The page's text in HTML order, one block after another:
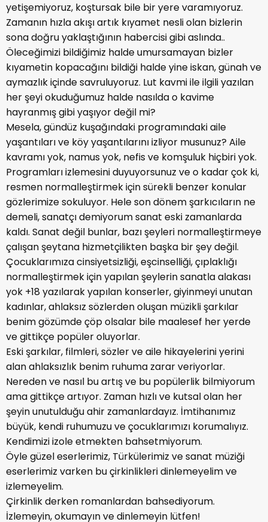
yetişemiyoruz, koştursak bile bir yere varamıyoruz.
Zamanın hızla akışı artık kıyamet nesli olan bizlerin
sona doğru yaklaştığının habercisi gibi aslında..
Öleceğimizi bildiğimiz halde umursamayan bizler
kıyametin kopacağını bildiği halde yine iskan, günah ve
aymazlık içinde savruluyoruz. Lut kavmi ile ilgili yazılan
her şeyi okuduğumuz halde nasılda o kavime
hayranmış gibi yaşıyor değil mi?
Mesela, gündüz kuşağındaki programındaki aile
yaşantıları ve köy yaşantılarını izliyor musunuz? Aile
kavramı yok, namus yok, nefis ve komşuluk hiçbiri yok.
Programları izlemesini duyuyorsunuz ve o kadar çok ki,
resmen normalleştirmek için sürekli benzer konular
gözlerimize sokuluyor. Hele son dönem şarkıcıların ne
demeli, sanatçı demiyorum sanat eski zamanlarda
kaldı. Sanat değil bunlar, bazı şeyleri normalleştirmeye
çalışan şeytana hizmetçilikten başka bir şey değil.
Çocuklarımıza cinsiyetsizliği, eşcinselliği, çıplaklığı
normalleştirmek için yapılan şeylerin sanatla alakası
yok +18 yazılarak yapılan konserler, giyinmeyi unutan
kadınlar, ahlaksız sözlerden oluşan müzikli şarkılar
benim gözümde çöp olsalar bile maalesef her yerde
ve gittikçe popüler oluyorlar.
Eski şarkılar, filmleri, sözler ve aile hikayelerini yerini
alan ahlaksızlık benim ruhuma zarar veriyorlar.
Nereden ve nasıl bu artış ve bu popülerlik bilmiyorum
ama gittikçe artıyor. Zaman hızlı ve kutsal olan her
şeyin unutulduğu ahir zamanlardayız. İmtihanımız
büyük, kendi ruhumuzu ve çocuklarımızı korumalıyız.
Kendimizi izole etmekten bahsetmiyorum.
Öyle güzel eserlerimiz, Türkülerimiz ve sanat müziği
eserlerimiz varken bu çirkinlikleri dinlemeyelim ve
izlemeyelim.
Çirkinlik derken romanlardan bahsediyorum.
İzlemeyin, okumayın ve dinlemeyin lütfen!